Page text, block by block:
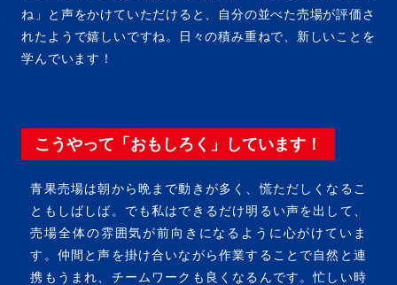
ね」と声をかけていただけると、自分の並べた売場が評価さ
れたようで嬉しいですね。日々の積み重ねで、新しいことを
学んでいます！
こうやって「おもしろく」しています！
青果売場は朝から晩まで動きが多く、慌ただしくなるこ
ともしばしば。でも私はできるだけ明るい声を出して、
売場全体の雰囲気が前向きになるように心がけていま
す。仲間と声を掛け合いながら作業することで自然と連
携もうまれ、チームワークも良くなるんです。忙しい時